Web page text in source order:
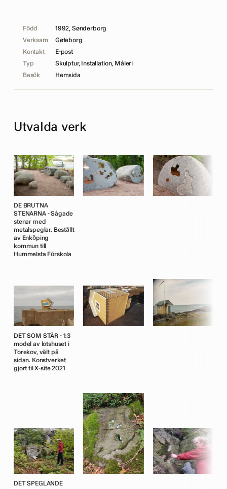
Född
1992, Sønderborg
Verksam
Gøteborg
Kontakt
E-post
Typ
Skulptur, Installation, Måleri
Besök
Hemsida
Utvalda verk
DE BRUTNA
STENARNA - Sågade
stenar med
metalspeglar. Beställt
av Enköping
kommun till
Hummelsta Förskola
DET SOM STÅR - 1:3
model av lotshuset i
Torekov, vält på
sidan. Konstverket
gjort til X-site 2021
DET SPEGLANDE